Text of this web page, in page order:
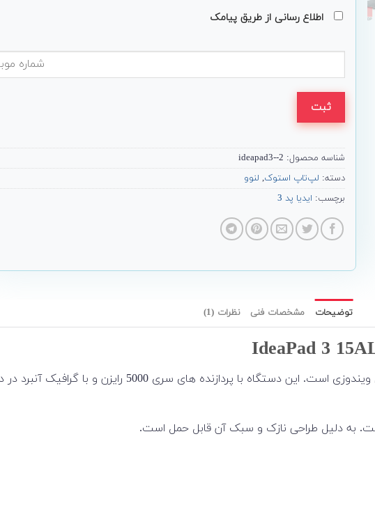
اطلاع رسانی از طریق پیامک
ثبت
شناسه محصول: ideapad3--2
دسته: لپ‌تاپ استوک, لنوو
برچسب: ایدیا پد 3
توضیحات مشخصات فنی نظرات (1)